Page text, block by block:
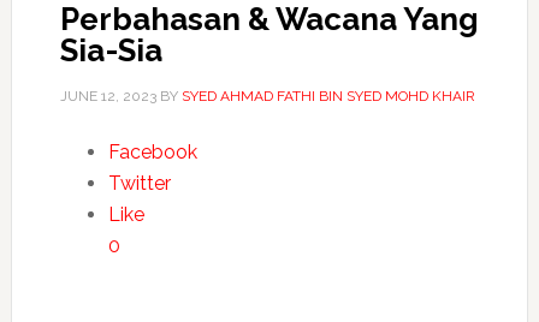
Perbahasan & Wacana Yang
Sia-Sia
JUNE 12, 2023BY SYED AHMAD FATHI BIN SYED MOHD KHAIR
Facebook
Twitter
Like
0